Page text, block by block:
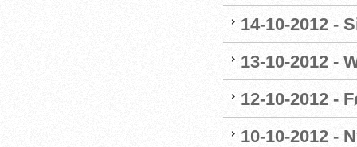
14-10-2012 -
13-10-2012 -
12-10-2012 -
10-10-2012 -